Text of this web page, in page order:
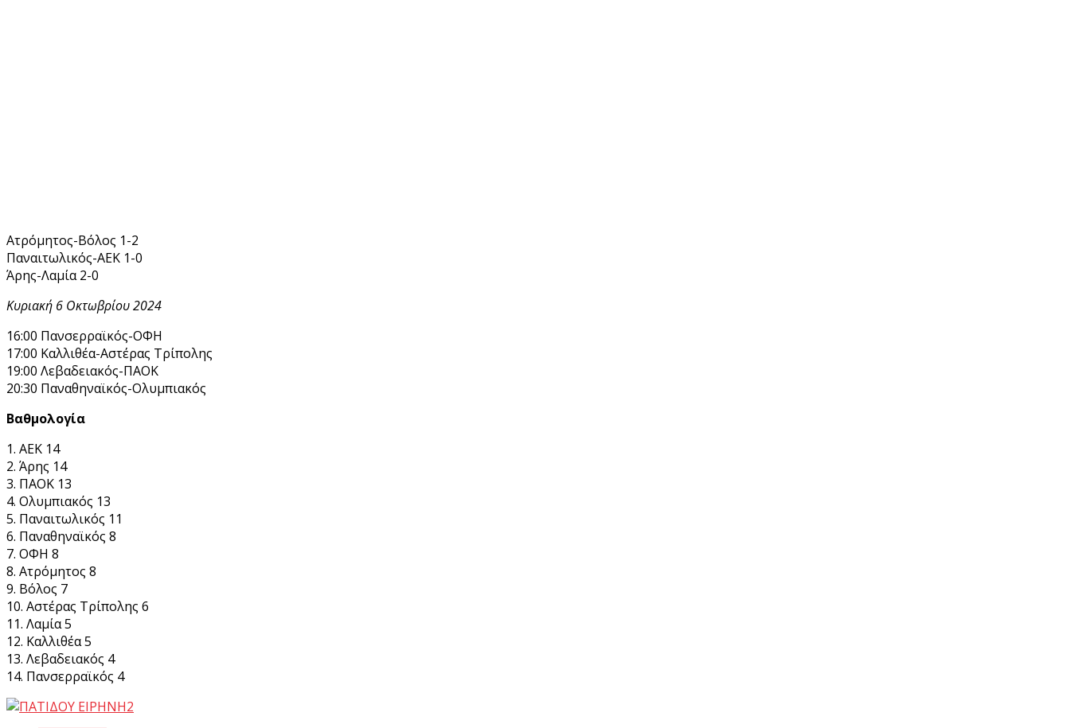
Ατρόμητος-Βόλος 1-2
Παναιτωλικός-ΑΕΚ 1-0
Άρης-Λαμία 2-0
Κυριακή 6 Οκτωβρίου 2024
16:00 Πανσερραϊκός-ΟΦΗ
17:00 Καλλιθέα-Αστέρας Τρίπολης
19:00 Λεβαδειακός-ΠΑΟΚ
20:30 Παναθηναϊκός-Ολυμπιακός
Βαθμολογία
1. ΑΕΚ 14
2. Άρης 14
3. ΠΑΟΚ 13
4. Ολυμπιακός 13
5. Παναιτωλικός 11
6. Παναθηναϊκός 8
7. ΟΦΗ 8
8. Ατρόμητος 8
9. Βόλος 7
10. Αστέρας Τρίπολης 6
11. Λαμία 5
12. Καλλιθέα 5
13. Λεβαδειακός 4
14. Πανσερραϊκός 4